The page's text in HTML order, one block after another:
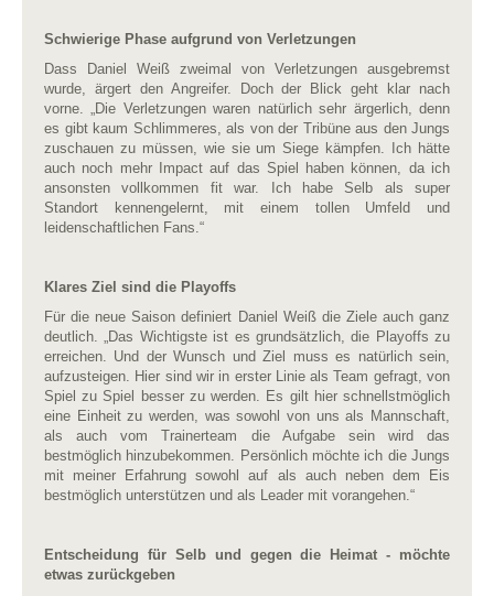
Schwierige Phase aufgrund von Verletzungen
Dass Daniel Weiß zweimal von Verletzungen ausgebremst
wurde, ärgert den Angreifer. Doch der Blick geht klar nach
vorne. „Die Verletzungen waren natürlich sehr ärgerlich, denn
es gibt kaum Schlimmeres, als von der Tribüne aus den Jungs
zuschauen zu müssen, wie sie um Siege kämpfen. Ich hätte
auch noch mehr Impact auf das Spiel haben können, da ich
ansonsten vollkommen fit war. Ich habe Selb als super
Standort kennengelernt, mit einem tollen Umfeld und
leidenschaftlichen Fans.“
Klares Ziel sind die Playoffs
Für die neue Saison definiert Daniel Weiß die Ziele auch ganz
deutlich. „Das Wichtigste ist es grundsätzlich, die Playoffs zu
erreichen. Und der Wunsch und Ziel muss es natürlich sein,
aufzusteigen. Hier sind wir in erster Linie als Team gefragt, von
Spiel zu Spiel besser zu werden. Es gilt hier schnellstmöglich
eine Einheit zu werden, was sowohl von uns als Mannschaft,
als auch vom Trainerteam die Aufgabe sein wird das
bestmöglich hinzubekommen. Persönlich möchte ich die Jungs
mit meiner Erfahrung sowohl auf als auch neben dem Eis
bestmöglich unterstützen und als Leader mit vorangehen.“
Entscheidung für Selb und gegen die Heimat - möchte
etwas zurückgeben